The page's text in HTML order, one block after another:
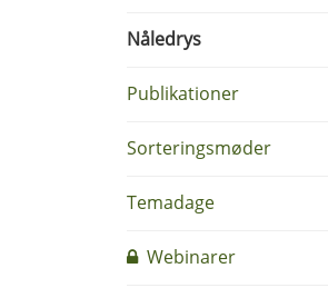
Nåledrys
Publikationer
Sorteringsmøder
Temadage
Webinarer